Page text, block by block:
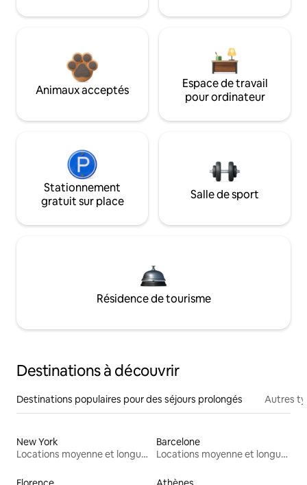
Animaux acceptés
Espace de travail
pour ordinateur
Stationnement
gratuit sur place
Salle de sport
Résidence de tourisme
Destinations à découvrir
Destinations populaires pour des séjours prolongés Autres
New York
Locations moyenne et longue durée
Barcelone
Locations moyenne et longue durée